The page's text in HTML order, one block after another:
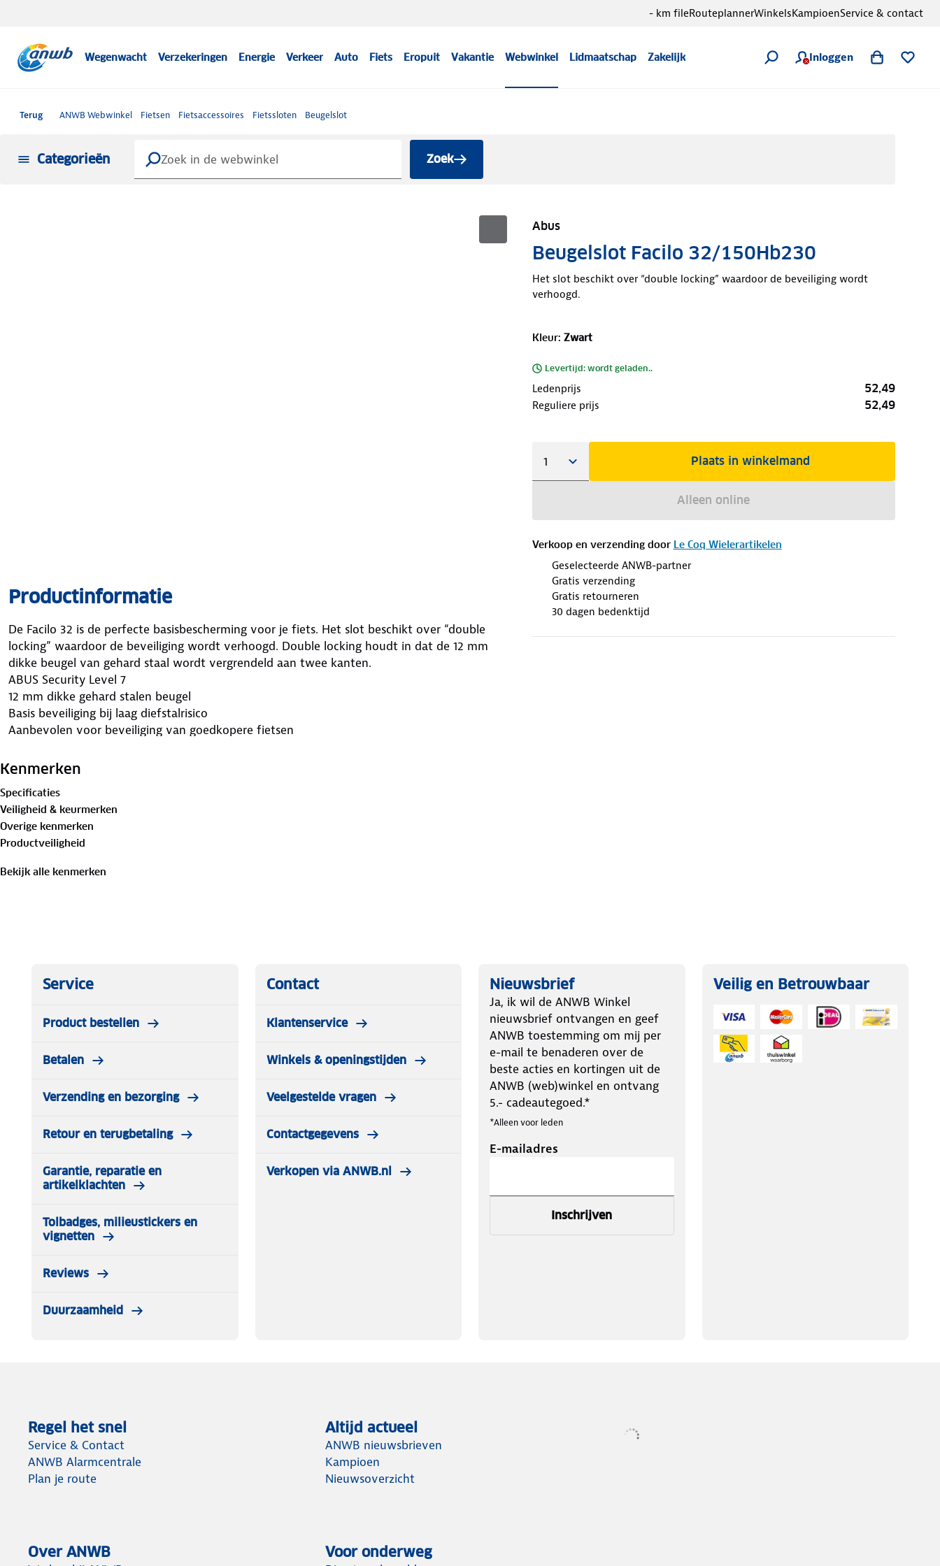
Wegenwacht Verzekeringen Energie Verkeer Auto Fiets Eropuit Vakantie Webwinkel Lidmaatschap Zakelijk Inloggen
- km fileRouteplannerWinkelsKampioenService & contact
Terug ANWB Webwinkel Fietsen Fietsaccessoires Fietssloten Beugelslot
Categorieën Zoek
Abus
Beugelslot Facilo 32/150Hb230
Het slot beschikt over “double locking” waardoor de beveiliging wordt
verhoogd.
Kleur: Zwart
Levertijd: wordt geladen..
Ledenprijs 52,49
Reguliere prijs 52,49
Plaats in winkelmand
Alleen online
Verkoop en verzending door Le Coq Wielerartikelen
Geselecteerde ANWB-partner
Gratis verzending
Gratis retourneren
30 dagen bedenktijd
Productinformatie
De Facilo 32 is de perfecte basisbescherming voor je fiets. Het slot beschikt over “double
locking” waardoor de beveiliging wordt verhoogd. Double locking houdt in dat de 12 mm
dikke beugel van gehard staal wordt vergrendeld aan twee kanten.
ABUS Security Level 7
12 mm dikke gehard stalen beugel
Basis beveiliging bij laag diefstalrisico
Aanbevolen voor beveiliging van goedkopere fietsen
Kenmerken
Specificaties
Veiligheid & keurmerken
Overige kenmerken
Productveiligheid
Bekijk alle kenmerken
Service
Product bestellen
Betalen
Verzending en bezorging
Retour en terugbetaling
Garantie, reparatie en
artikelklachten
Tolbadges, milieustickers en
vignetten
Reviews
Duurzaamheid
Contact
Klantenservice
Winkels & openingstijden
Veelgestelde vragen
Contactgegevens
Verkopen via ANWB.nl
Nieuwsbrief
Ja, ik wil de ANWB Winkel
nieuwsbrief ontvangen en geef
ANWB toestemming om mij per
e-mail te benaderen over de
beste acties en kortingen uit de
ANWB (web)winkel en ontvang
5.- cadeautegoed.*
*Alleen voor leden
E-mailadres
Inschrijven
Veilig en Betrouwbaar
Regel het snel
Service & Contact
ANWB Alarmcentrale
Plan je route
Altijd actueel
ANWB nieuwsbrieven
Kampioen
Nieuwsoverzicht
Over ANWB Voor onderweg